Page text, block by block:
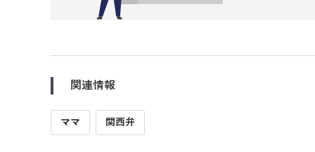
関連情報
ママ 関西弁